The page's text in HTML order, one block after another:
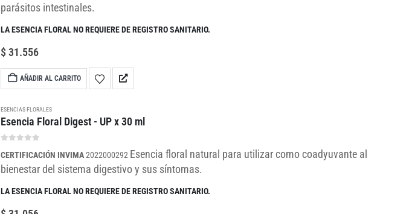
parásitos intestinales.
LA ESENCIA FLORAL NO REQUIERE DE REGISTRO SANITARIO.
$31.556
AÑADIR AL CARRITO
ESENCIAS FLORALES
Esencia Floral Digest - UP x 30 ml
CERTIFICACIÓN INVIMA2022000292 Esencia floral natural para utilizar como coadyuvante al
bienestar del sistema digestivo y sus síntomas.
LA ESENCIA FLORAL NO REQUIERE DE REGISTRO SANITARIO.